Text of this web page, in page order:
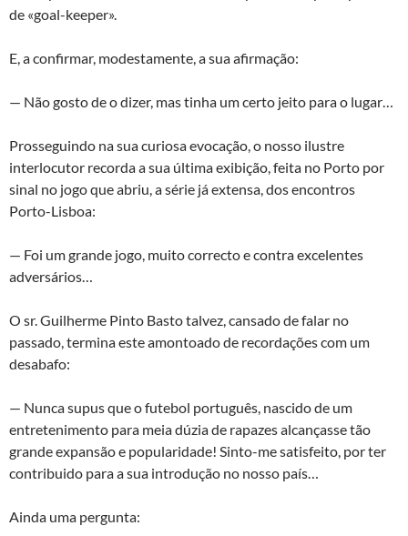
de «goal-keeper».
E, a confirmar, modestamente, a sua afirmação:
— Não gosto de o dizer, mas tinha um certo jeito para o lugar…
Prosseguindo na sua curiosa evocação, o nosso ilustre
interlocutor recorda a sua última exibição, feita no Porto por
sinal no jogo que abriu, a série já extensa, dos encontros
Porto-Lisboa:
— Foi um grande jogo, muito correcto e contra excelentes
adversários…
O sr. Guilherme Pinto Basto talvez, cansado de falar no
passado, termina este amontoado de recordações com um
desabafo:
— Nunca supus que o futebol português, nascido de um
entretenimento para meia dúzia de rapazes alcançasse tão
grande expansão e popularidade! Sinto-me satisfeito, por ter
contribuido para a sua introdução no nosso país…
Ainda uma pergunta: